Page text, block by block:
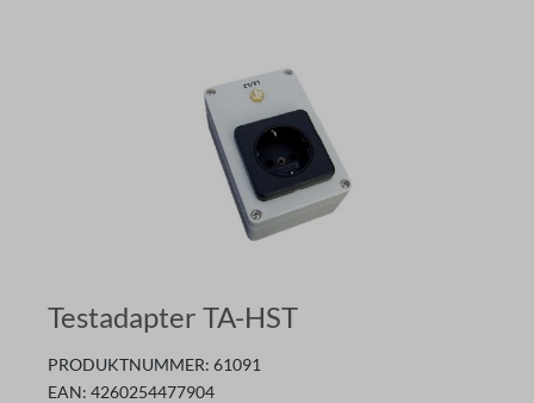
Testadapter TA-HST
PRODUKTNUMMER: 61091
EAN: 4260254477904